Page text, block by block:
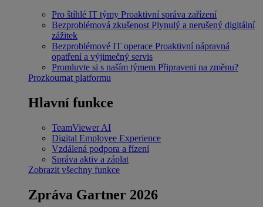
Pro štíhlé IT týmy Proaktivní správa zařízení
Bezproblémová zkušenost Plynulý a nerušený digitální
zážitek
Bezproblémové IT operace Proaktivní nápravná
opatření a výjimečný servis
Promluvte si s naším týmem Připraveni na změnu?
Prozkoumat platformu
Hlavní funkce
TeamViewer AI
Digital Employee Experience
Vzdálená podpora a řízení
Správa aktiv a záplat
Zobrazit všechny funkce
Zpráva Gartner 2026